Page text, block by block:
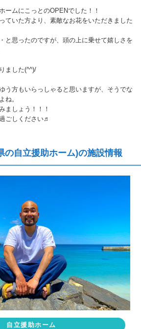
ームにこっとのOPENでした！！
ていた方より、素敵なお花をいただきました
と思ったのですが、頭の上に乗せて嬉しさを
ました(^^)/
う方もいらっしゃると思いますが、そうでな
ね。
ましょう！！！
ごしください♬
の自立援助ホーム)の施設情報
自立援助ホーム